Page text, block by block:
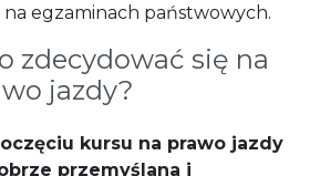
na egzaminach państwowych.
zdecydować się na
jazdy?
kursu na prawo jazdy
przemyślana i